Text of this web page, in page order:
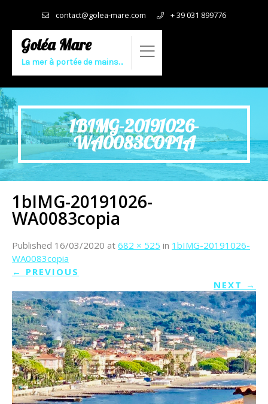
contact@golea-mare.com + 39 031 899776
Goléa Mare
La mer à portée de mains…
1BIMG-20191026-
WA0083COPIA
1bIMG-20191026-
WA0083copia
Published 16/03/2020 at 682 × 525 in 1bIMG-20191026-
WA0083copia
← PREVIOUS
NEXT →